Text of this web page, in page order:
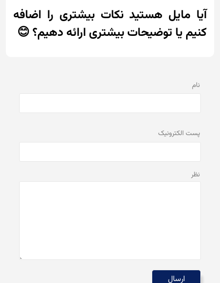
آیا مایل هستید نکات بیشتری را اضافه
کنیم یا توضیحات بیشتری ارائه دهیم؟ 😊
نام
پست الكترونيک
نظر